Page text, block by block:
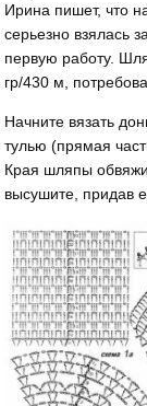
Ирина пишет, что
серьезно взялась
первую работу.
гр/430 м,
Начните вязать
тулью (прямая
Края шляпы
высушите, придав